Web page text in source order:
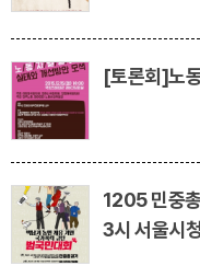
[토론회]노
1205 민중
3시 서울시